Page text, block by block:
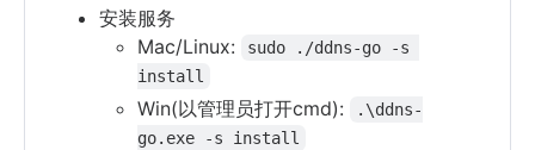
安装服务
Mac/Linux:
sudo ./ddns-go -s
install
Win(以管理员打开cmd):
.\ddns-
go.exe -s install